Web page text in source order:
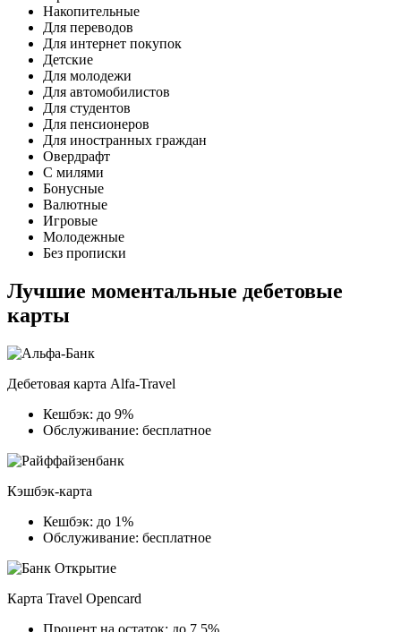
Накопительные
Для переводов
Для интернет покупок
Детские
Для молодежи
Для автомобилистов
Для студентов
Для пенсионеров
Для иностранных граждан
Овердрафт
С милями
Бонусные
Валютные
Игровые
Молодежные
Без прописки
Лучшие моментальные дебетовые
карты
Дебетовая карта Alfa-Travel
Кешбэк: до 9%
Обслуживание: бесплатное
Кэшбэк-карта
Кешбэк: до 1%
Обслуживание: бесплатное
Карта Travel Opencard
Процент на остаток: до 7.5%